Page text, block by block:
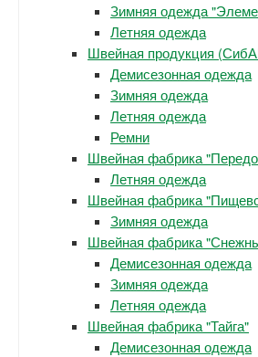
Зимняя одежда
Летняя одежда
Швейная продукция
Демисезонная одежда
Зимняя одежда
Летняя одежда
Ремни
Швейная фабрика
Летняя одежда
Швейная фабрика
Зимняя одежда
Швейная фабрика
Демисезонная одежда
Зимняя одежда
Летняя одежда
Швейная фабрика "Тайга"
Демисезонная одежда